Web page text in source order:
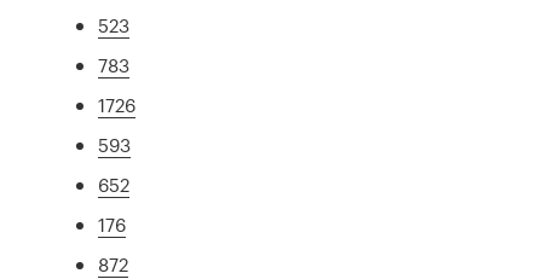
523
783
1726
593
652
176
872